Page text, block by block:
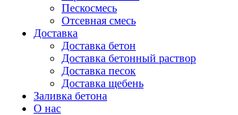
Пескосмесь
Отсевная смесь
Доставка
Доставка бетон
Доставка бетонный раствор
Доставка песок
Доставка щебень
Заливка бетона
О нас